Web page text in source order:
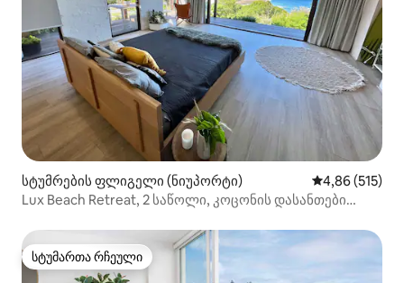
სტუმრების ფლიგელი (ნიუპორტი) საშუალო
4,86 (515)
Lux Beach Retreat, 2 საწოლი, კოცონის დასანთები
სტუმართა რჩეული
სტუმართა რჩეული